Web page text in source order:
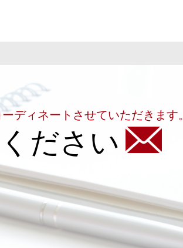
ディネートさせていただきます。
ださい